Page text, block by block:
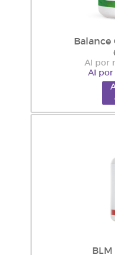
Al por
Al por